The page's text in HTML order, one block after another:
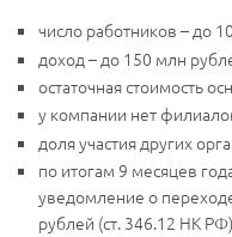
число работников – до
доход – до 150 млн
остаточная стоимость
у компании нет
доля участия других
по итогам 9 месяцев
уведомление о
рублей (ст. 346.12 НК